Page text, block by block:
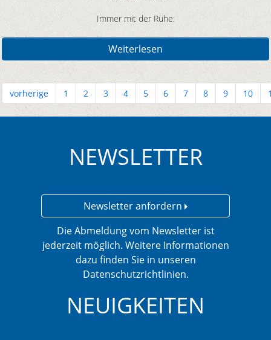
Immer mit der Ruhe:
Weiterlesen
vorherige 1 2 3 4 5 6 7 8 9 10
NEWSLETTER
Newsletter anfordern
Die Abmeldung vom Newsletter ist
jederzeit möglich. Weitere Informationen
dazu finden Sie in unseren
Datenschutzrichtlinien.
NEUIGKEITEN